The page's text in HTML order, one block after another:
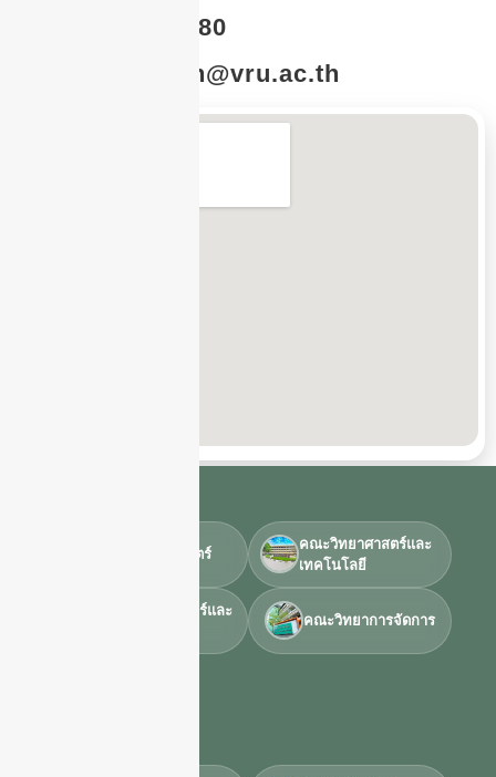
Fax : 0-2529-2580
Email : saraban@vru.ac.th​
คณะครุศาสตร์
คณะวิทยาศาสตร์และ
เทคโนโลยี
คณะมนุษย์ศาสตร์และ
คณะวิทยาการจัดการ